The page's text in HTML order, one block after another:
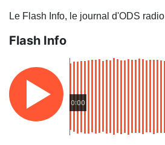
Le Flash Info, le journal d'ODS radio
Flash Info
0:00